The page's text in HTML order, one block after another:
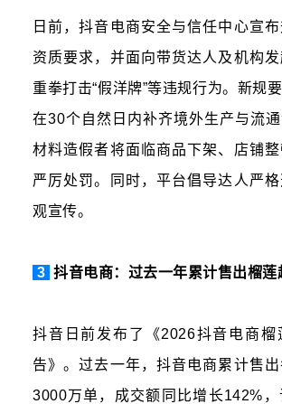
日前，抖音电商安全与信任中心宣
资质要求，并面向带货达人及机构发
重拳打击“假洋牌”等违规行为。新规
在30个自然日内补齐境外生产与流
材料造假者将面临商品下架、店铺
严厉处罚。同时，平台倡导达人严
观宣传。
3 抖音电商：过去一年累计售出榴
抖音日前发布了《2026抖音电商榴
告》。过去一年，抖音电商累计售
3000万单，成交额同比增长142%，